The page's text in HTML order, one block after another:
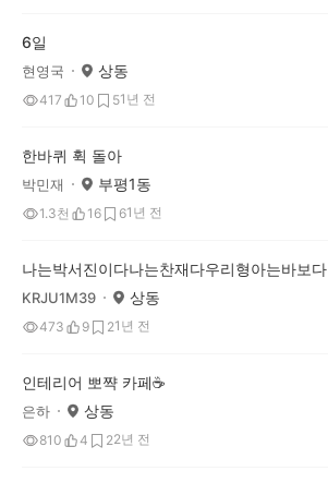
6일
현영국 상동
417 10 51년 전
한바퀴 휙 돌아
박민재 부평1동
1.3천 16 61년 전
나는박서진이다나는찬재다우리형아는바보다
KRJU1M39 상동
473 9 21년 전
인테리어 뽀쨕 카페☕️
은하 상동
810 4 22년 전